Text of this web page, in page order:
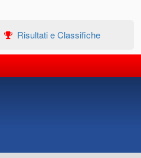
Edilizia
Progettazione
Risultati e Classifiche